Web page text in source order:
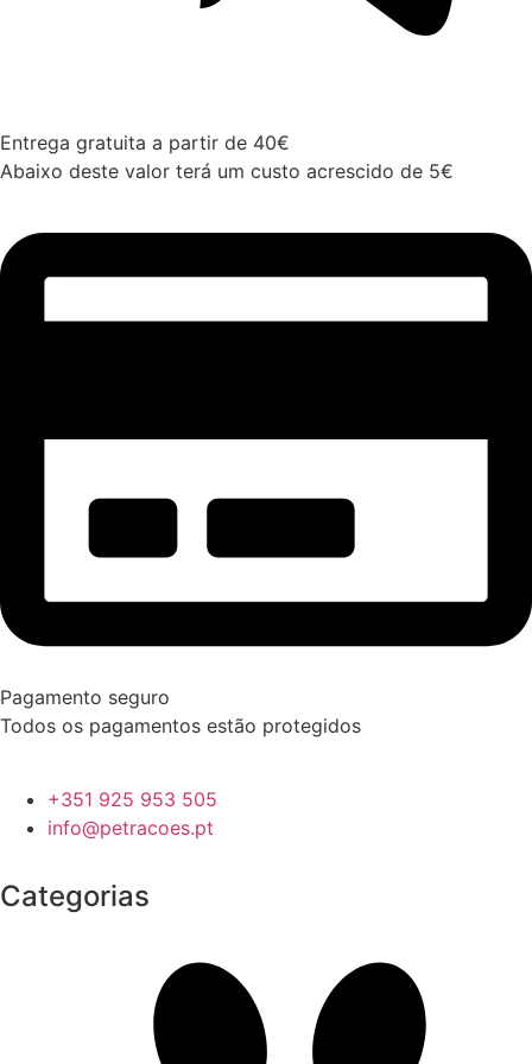
Entrega gratuita a partir de 40€
Abaixo deste valor terá um custo acrescido de 5€
Pagamento seguro
Todos os pagamentos estão protegidos
+351 925 953 505
info@petracoes.pt
Categorias